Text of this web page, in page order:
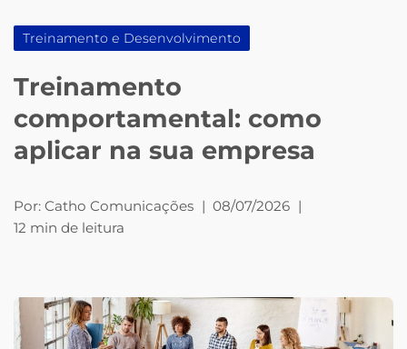
Treinamento e Desenvolvimento
Treinamento
comportamental: como
aplicar na sua empresa
Por: Catho Comunicações | 08/07/2026 |
12 min de leitura